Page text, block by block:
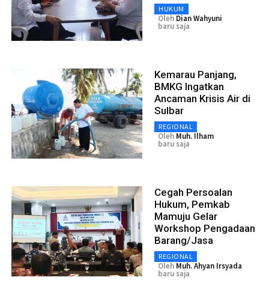
HUKUM
Oleh Dian Wahyuni
baru saja
Kemarau Panjang,
BMKG Ingatkan
Ancaman Krisis Air di
Sulbar
REGIONAL
Oleh Muh. Ilham
baru saja
Cegah Persoalan
Hukum, Pemkab
Mamuju Gelar
Workshop Pengadaan
Barang/Jasa
REGIONAL
Oleh Muh. Ahyan Irsyada
baru saja